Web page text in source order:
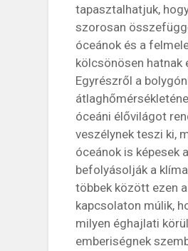
tapasztalhatjuk,
szorosan
óceánok és a
kölcsönösen hatnak
Egyrészről a
óceáni élővilágot
veszélynek teszi ki,
óceánok is képesek
befolyásolják a
többek között ezen
kapcsolaton múlik,
milyen éghajlati
emberiségnek